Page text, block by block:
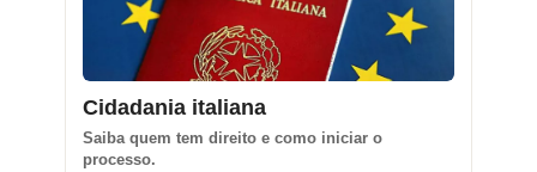
Cidadania italiana
Saiba quem tem direito e como iniciar o
processo.